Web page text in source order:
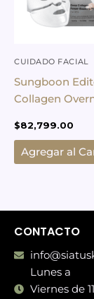
CUIDADO FACIAL
Sungboon
Collagen
$82,799.00
Agregar al
CONTACTO
Lunes a
Viernes de 11